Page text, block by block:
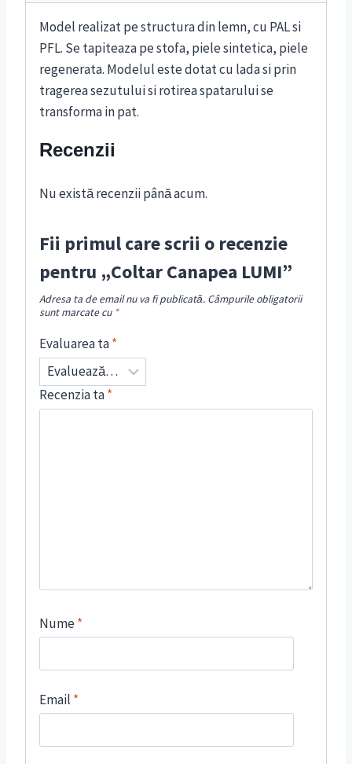
Model realizat pe structura din lemn, cu PAL si
PFL. Se tapiteaza pe stofa, piele sintetica, piele
regenerata. Modelul este dotat cu lada si prin
tragerea sezutului si rotirea spatarului se
transforma in pat.
Recenzii
Nu există recenzii până acum.
Fii primul care scrii o recenzie
pentru „Coltar Canapea LUMI”
Adresa ta de email nu va fi publicată. Câmpurile obligatorii
sunt marcate cu *
Evaluarea ta*
Recenzia ta*
Nume*
Email *